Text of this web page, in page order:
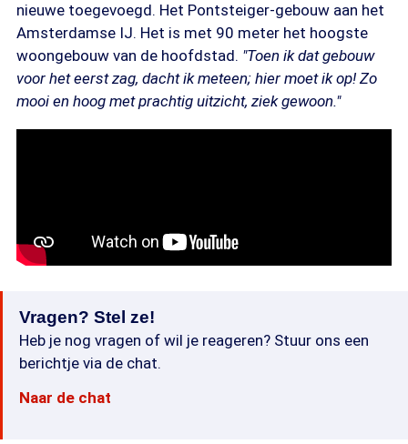
nieuwe toegevoegd. Het Pontsteiger-gebouw aan het
Amsterdamse IJ. Het is met 90 meter het hoogste
woongebouw van de hoofdstad. "Toen ik dat gebouw
voor het eerst zag, dacht ik meteen; hier moet ik op! Zo
mooi en hoog met prachtig uitzicht, ziek gewoon."
Vragen? Stel ze!
Heb je nog vragen of wil je reageren? Stuur ons een
berichtje via de chat.
Naar de chat